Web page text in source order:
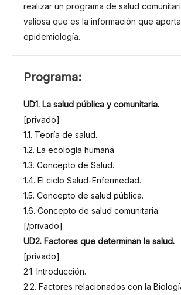
realizar un programa de salud
valiosa que es la información que
epidemiología.
Programa:
UD1. La salud pública y comunitaria.
[privado]
1.1. Teoría de salud.
1.2. La ecología humana.
1.3. Concepto de Salud.
1.4. El ciclo Salud-Enfermedad.
1.5. Concepto de salud pública.
1.6. Concepto de salud comunitaria.
[/privado]
UD2. Factores que determinan la salud.
[privado]
2.1. Introducción.
2.2. Factores relacionados con la